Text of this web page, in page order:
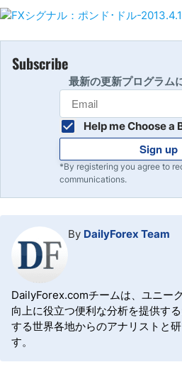
Subscribe
最新の更新プログラム
Help me Choose a
Sign up
*By registering you agree to
communications.
By DailyForex Team
DailyForex.comチームは、ユニー
向上に役立つ便利な分析を提供す
する世界各地からのアナリストと
す。